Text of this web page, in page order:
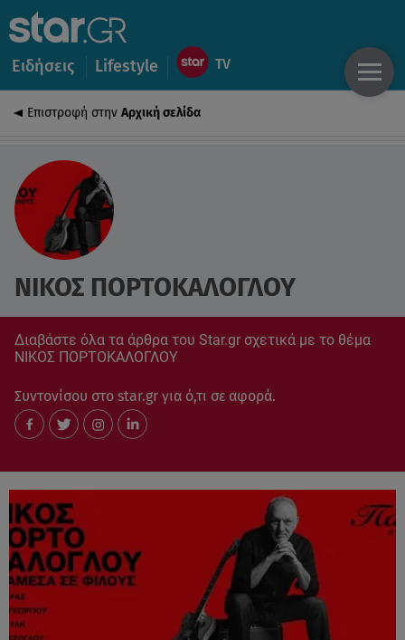
Ειδήσεις Lifestyle
Επιστροφή στην Αρχική σελίδα
ΝΙΚΟΣ ΠΟΡΤΟΚΑΛΟΓΛΟΥ
Διαβάστε όλα τα άρθρα του Star.gr σχετικά με το θέμα
ΝΙΚΟΣ ΠΟΡΤΟΚΑΛΟΓΛΟΥ
Συντονίσου στο star.gr για ό,τι σε αφορά.